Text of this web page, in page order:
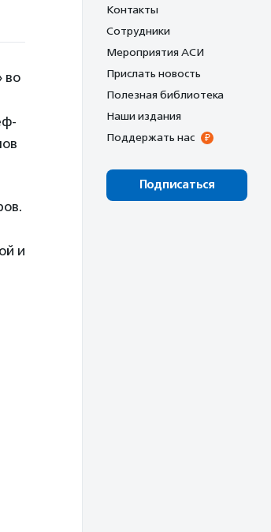
во
и
Контакты
Сотрудники
Мероприятия АСИ
Прислать новость
Полезная библиотека
Наши издания
Поддержать нас
Подписаться